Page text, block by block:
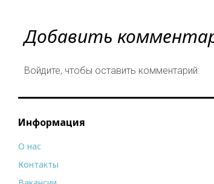
Добавить
Войдите, чтобы оставить комментарий:
Информация
О нас
Контакты